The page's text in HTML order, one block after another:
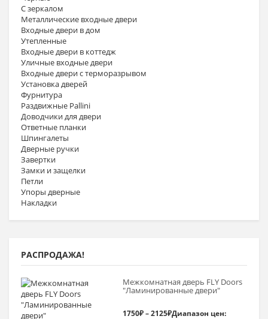
С зеркалом
Металлические входные двери
Входные двери в дом
Утепленные
Входные двери в коттедж
Уличные входные двери
Входные двери с терморазрывом
Установка дверей
Фурнитура
Раздвижные Pallini
Доводчики для двери
Ответные планки
Шпингалеты
Дверные ручки
Завертки
Замки и защелки
Петли
Упоры дверные
Накладки
РАСПРОДАЖА!
Межкомнатная дверь FLY Doors
"Ламинированные двери"
1750₽–2125₽Диапазон цен: